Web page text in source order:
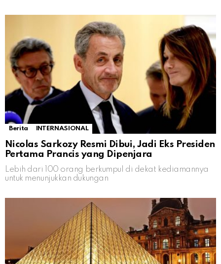
Berita INTERNASIONAL
Nicolas Sarkozy Resmi Dibui, Jadi Eks Presiden
Pertama Prancis yang Dipenjara
Lebih dari 100 orang berkumpul di dekat kediamannya
untuk menunjukkan dukungan